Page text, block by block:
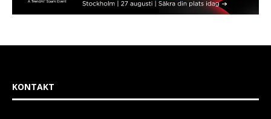
KONTAKT